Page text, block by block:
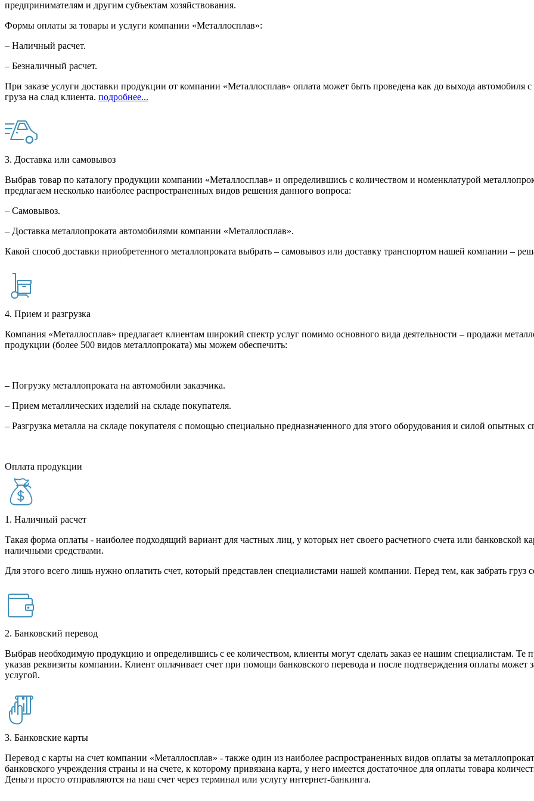
предпринимателям и другим субъектам хозяйствования.
Формы оплаты за товары и услуги компании «Металлосплав»:
– Наличный расчет.
– Безналичный расчет.
При заказе услуги доставки продукции от компании «Металлосплав» оплата может быть проведена как до выхода
груза на слад клиента. подробнее...
3. Доставка или самовывоз
Выбрав товар по каталогу продукции компании «Металлосплав» и определившись с количеством и номенклатурой
предлагаем несколько наиболее распространенных видов решения данного вопроса:
– Самовывоз.
– Доставка металлопроката автомобилями компании «Металлосплав».
Какой способ доставки приобретенного металлопроката выбрать – самовывоз или доставку транспортом нашей компании –
4. Прием и разгрузка
Компания «Металлосплав» предлагает клиентам широкий спектр услуг помимо основного вида деятельности – продажи
продукции (более 500 видов металлопроката) мы можем обеспечить:
– Погрузку металлопроката на автомобили заказчика.
– Прием металлических изделий на складе покупателя.
– Разгрузка металла на складе покупателя с помощью специально предназначенного для этого оборудования и силой
Оплата продукции
1. Наличный расчет
Такая форма оплаты - наиболее подходящий вариант для частных лиц, у которых нет своего расчетного счета или банковской
наличными средствами.
Для этого всего лишь нужно оплатить счет, который представлен специалистами нашей компании. Перед тем, как забрать груз
2. Банковский перевод
Выбрав необходимую продукцию и определившись с ее количеством, клиенты могут сделать заказ ее нашим специалистам. Те
указав реквизиты компании. Клиент оплачивает счет при помощи банковского перевода и после подтверждения оплаты может
услугой.
3. Банковские карты
Перевод с карты на счет компании «Металлосплав» - также один из наиболее распространенных видов оплаты за
банковского учреждения страны и на счете, к которому привязана карта, у него имеется достаточное для оплаты товара
Деньги просто отправляются на наш счет через терминал или услугу интернет-банкинга.